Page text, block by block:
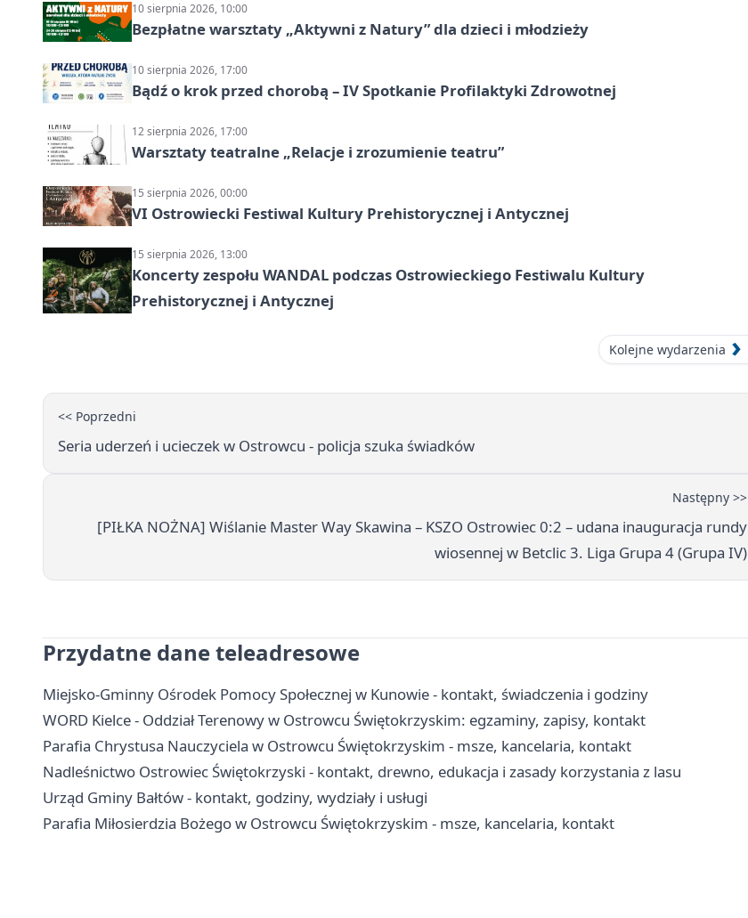
10 sierpnia 2026, 10:00
Bezpłatne warsztaty „Aktywni z Natury” dla dzieci i młodzieży
10 sierpnia 2026, 17:00
Bądź o krok przed chorobą – IV Spotkanie Profilaktyki Zdrowotnej
12 sierpnia 2026, 17:00
Warsztaty teatralne „Relacje i zrozumienie teatru”
15 sierpnia 2026, 00:00
VI Ostrowiecki Festiwal Kultury Prehistorycznej i Antycznej
15 sierpnia 2026, 13:00
Koncerty zespołu WANDAL podczas Ostrowieckiego Festiwalu Kultury
Prehistorycznej i Antycznej
Kolejne wydarzenia
<< Poprzedni
Seria uderzeń i ucieczek w Ostrowcu - policja szuka świadków
Następny >>
[PIŁKA NOŻNA] Wiślanie Master Way Skawina – KSZO Ostrowiec 0:2 – udana inauguracja rundy
wiosennej w Betclic 3. Liga Grupa 4 (Grupa IV)
Przydatne dane teleadresowe
Miejsko-Gminny Ośrodek Pomocy Społecznej w Kunowie - kontakt, świadczenia i godziny
WORD Kielce - Oddział Terenowy w Ostrowcu Świętokrzyskim: egzaminy, zapisy, kontakt
Parafia Chrystusa Nauczyciela w Ostrowcu Świętokrzyskim - msze, kancelaria, kontakt
Nadleśnictwo Ostrowiec Świętokrzyski - kontakt, drewno, edukacja i zasady korzystania z lasu
Urząd Gminy Bałtów - kontakt, godziny, wydziały i usługi
Parafia Miłosierdzia Bożego w Ostrowcu Świętokrzyskim - msze, kancelaria, kontakt